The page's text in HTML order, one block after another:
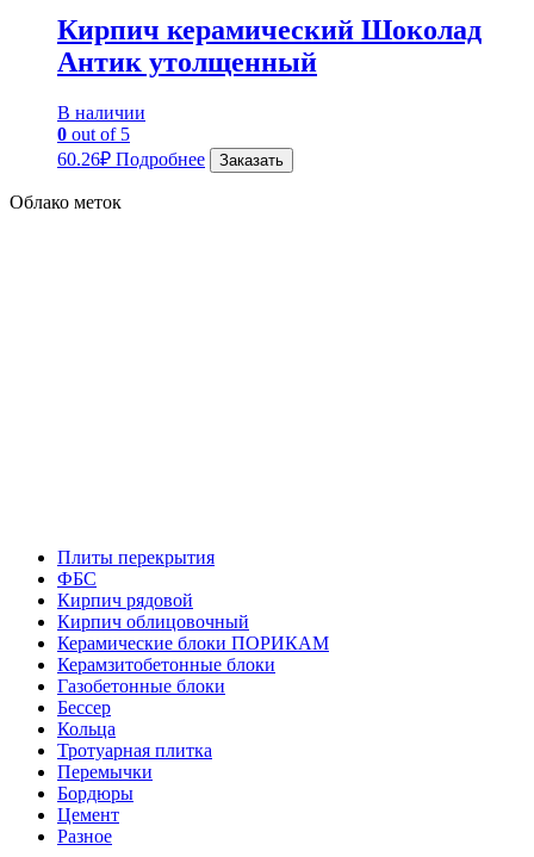
Кирпич керамический Шоколад
Антик утолщенный
В наличии
0 out of 5
60.26₽ Подробнее Заказать
Облако меток
Плиты перекрытия
ФБС
Кирпич рядовой
Кирпич облицовочный
Керамические блоки ПОРИКАМ
Керамзитобетонные блоки
Газобетонные блоки
Бессер
Кольца
Тротуарная плитка
Перемычки
Бордюры
Цемент
Разное